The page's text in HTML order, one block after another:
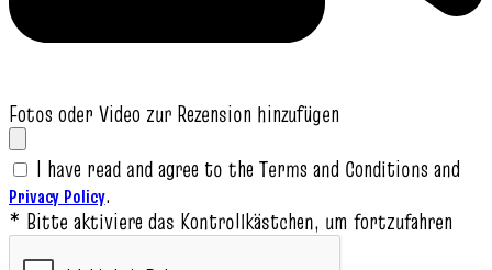
Fotos oder Video zur Rezension hinzufügen
I have read and agree to the Terms and Conditions and
Privacy Policy.
* Bitte aktiviere das Kontrollkästchen, um fortzufahren